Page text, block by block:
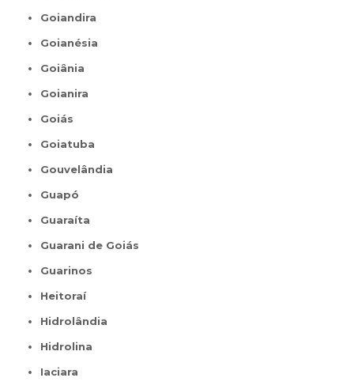
Goiandira
Goianésia
Goiânia
Goianira
Goiás
Goiatuba
Gouvelândia
Guapó
Guaraíta
Guarani de Goiás
Guarinos
Heitoraí
Hidrolândia
Hidrolina
Iaciara